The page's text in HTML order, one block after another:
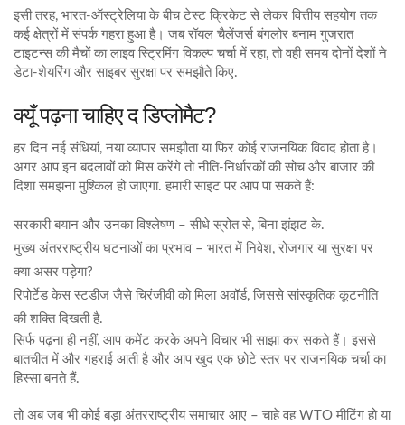
इसी तरह, भारत‑ऑस्ट्रेलिया के बीच टेस्‍ट क्रिकेट से लेकर वित्तीय सहयोग तक
कई क्षेत्रों में संपर्क गहरा हुआ है। जब रॉयल चैलेंजर्स बंगलोर बनाम गुजरात
टाइटन्स की मैचों का लाइव स्ट्रिमिंग विकल्प चर्चा में रहा, तो वही समय दोनों देशों ने
डेटा‑शेयरिंग और साइबर सुरक्षा पर समझौते किए.
क्यूँ पढ़ना चाहिए द डिप्लोमैट?
हर दिन नई संधियां, नया व्यापार समझौता या फिर कोई राजनयिक विवाद होता है।
अगर आप इन बदलावों को मिस करेंगे तो नीति‑निर्धारकों की सोच और बाजार की
दिशा समझना मुश्किल हो जाएगा. हमारी साइट पर आप पा सकते हैं:
सरकारी बयान और उनका विश्लेषण – सीधे स्रोत से, बिन‍ा झंझट के.
मुख्य अंतरराष्ट्रीय घटनाओं का प्रभाव – भारत में निवेश, रोजगार या सुरक्षा पर
क्या असर पड़ेगा?
रिपोर्टेड केस स्टडीज जैसे चिरंजीवी को मिला अवॉर्ड, जिससे सांस्कृतिक कूटनीति
की शक्ति दिखती है.
सिर्फ पढ़ना ही नहीं, आप कमेंट करके अपने विचार भी साझा कर सकते हैं। इससे
बातचीत में और गहराई आती है और आप खुद एक छोटे स्तर पर राजनयिक चर्चा का
हिस्सा बनते हैं.
तो अब जब भी कोई बड़ा अंतरराष्ट्रीय समाचार आए – चाहे वह WTO मीटिंग हो या